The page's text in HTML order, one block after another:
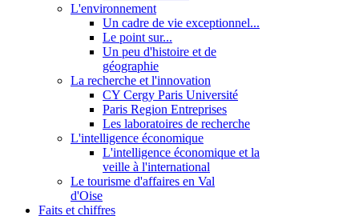
L'environnement
Un cadre de vie exceptionnel...
Le point sur...
Un peu d'histoire et de
géographie
La recherche et l'innovation
CY Cergy Paris Université
Paris Region Entreprises
Les laboratoires de recherche
L'intelligence économique
L'intelligence économique et la
veille à l'international
Le tourisme d'affaires en Val
d'Oise
Faits et chiffres